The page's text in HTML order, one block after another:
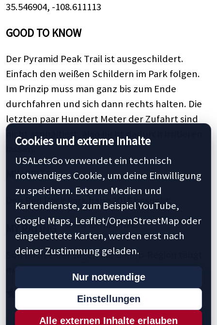
35.546904, -108.611113
GOOD TO KNOW
Der Pyramid Peak Trail ist ausgeschildert.
Einfach den weißen Schildern im Park folgen.
Im Prinzip muss man ganz bis zum Ende
durchfahren und sich dann rechts halten. Die
letzten paar Hundert Meter der Zufahrt sind
nicht asphaltiert, also nicht dadurch irritieren
lassen.
MY VISITS
Den Red Rock Park habe 2016 besucht.
MY RATING
Soll noch einer sagen die Gallup-Region taugt
Cookies und externe Inhalte
USALetsGo verwendet ein technisch
notwendiges Cookie, um deine Einwilligung
zu speichern. Externe Medien und
Kartendienste, zum Beispiel YouTube,
Google Maps, Leaflet/OpenStreetMap oder
eingebettete Karten, werden erst nach
deiner Zustimmung geladen.
Nur notwendige
Einstellungen
Alle externen Inhalte erlauben